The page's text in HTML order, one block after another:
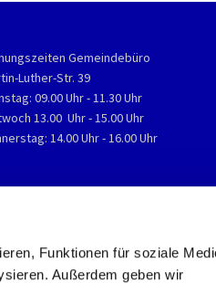
Funktionen für soziale
Außerdem geben wir
Gemeindebüro
Luther-Str. 39
09.00 Uhr - 11.30 Uhr
13.00 Uhr - 15.00 Uhr
14.00 Uhr - 16.00 Uhr